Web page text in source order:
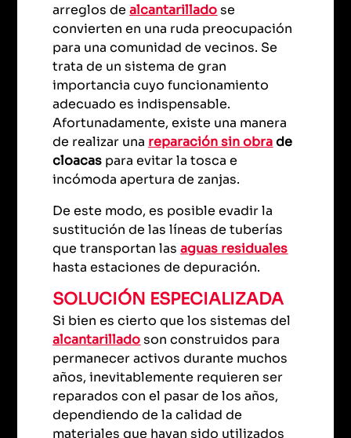
arreglos dealcantarilladose
convierten en una ruda preocupación
para una comunidad de vecinos. Se
trata de un sistema de gran
importancia cuyo funcionamiento
adecuado es indispensable.
Afortunadamente, existe una manera
de realizar una reparación sin obrade
cloacas para evitar la tosca e
incómoda apertura de zanjas.
De este modo, es posible evadir la
sustitución de las líneas de tuberías
que transportan lasaguas residuales
hasta estaciones de depuración.
SOLUCIÓN ESPECIALIZADA
Si bien es cierto que los sistemas del
alcantarilladoson construidos para
permanecer activos durante muchos
años, inevitablemente requieren ser
reparados con el pasar de los años,
dependiendo de la calidad de
materiales que hayan sido utilizados